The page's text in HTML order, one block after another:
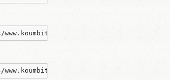
files/styles/threshold-
files/styles/threshold-